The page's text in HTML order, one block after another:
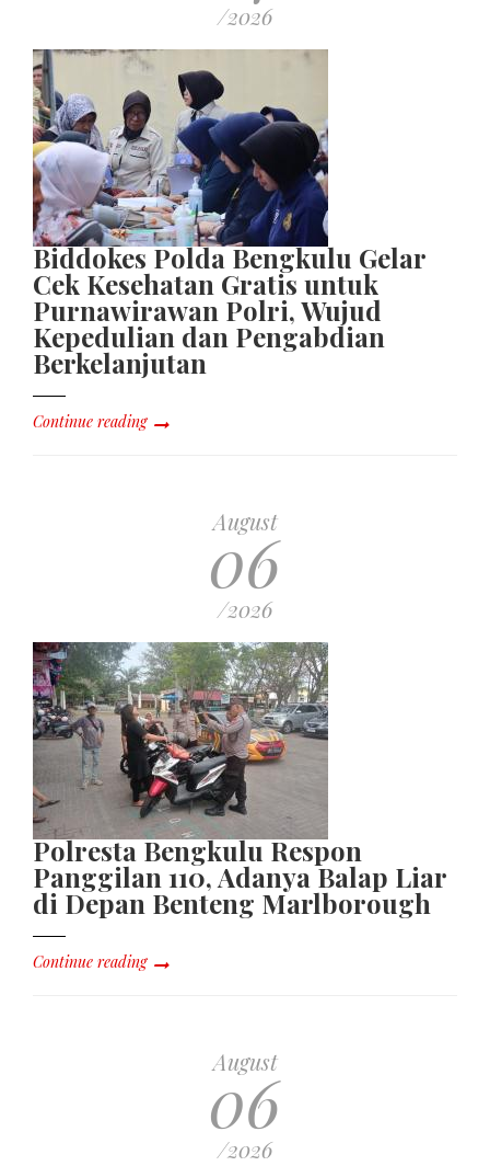
/2026
Biddokes Polda Bengkulu Gelar
Cek Kesehatan Gratis untuk
Purnawirawan Polri, Wujud
Kepedulian dan Pengabdian
Berkelanjutan
Continue reading
August
06
/2026
Polresta Bengkulu Respon
Panggilan 110, Adanya Balap Liar
di Depan Benteng Marlborough
Continue reading
August
06
/2026